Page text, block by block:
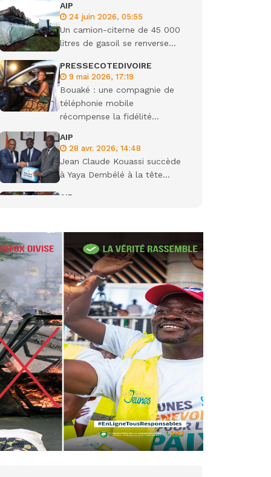
AIP
24 juin 2026, 05:55
Un camion-citerne de 45 000
litres de gasoil se renverse...
PRESSECOTEDIVOIRE
9 mai 2026, 17:19
Bouaké : une compagnie de
téléphonie mobile
récompense la fidélité...
AIP
28 avr. 2026, 14:48
Jean Claude Kouassi succède
à Yaya Dembélé à la tête...
AIP
Sadio Camara tué lors
d’attaques...
AIP
22 avr. 2026, 16:41
Des bureaux ravagés dans un
incendie survenu à la mairie...
AIP
10 avr. 2026, 09:48
Nommé Médiateur de la
République, Gaoussou Touré
prend officiellement fonction
AIP
13 mars 2026, 10:43
Nécrologie : décès de
Guillaume Houphouët-Boigny,
fils du Père fondateur...